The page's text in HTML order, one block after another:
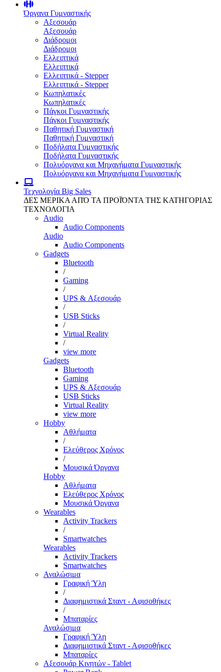
Όργανα Γυμναστικής
Αξεσουάρ
Αξεσουάρ
Διάδρομοι
Διάδρομοι
Ελλειπτικά
Ελλειπτικά
Ελλειπτικά - Stepper
Ελλειπτικά - Stepper
Κωπηλατικές
Κωπηλατικές
Πάγκοι Γυμναστικής
Πάγκοι Γυμναστικής
Παθητική Γυμναστική
Παθητική Γυμναστική
Ποδήλατα Γυμναστικής
Ποδήλατα Γυμναστικής
Πολυόργανα και Μηχανήματα Γυμναστικής
Πολυόργανα και Μηχανήματα Γυμναστικής
Τεχνολογία Big Sales
ΔΕΣ ΜΕΡΙΚΑ ΑΠΌ ΤΑ ΠΡΟΪΌΝΤΑ ΤΗΣ ΚΑΤΗΓΟΡΙΑΣ
ΤΕΧΝΟΛΟΓΙΑ
Audio
Audio Components
Audio
Audio Components
Gadgets
Bluetooth
/
Gaming
/
UPS & Αξεσουάρ
/
USB Sticks
/
Virtual Reality
/
view more
Gadgets
Bluetooth
Gaming
UPS & Αξεσουάρ
USB Sticks
Virtual Reality
view more
Hobby
Αθλήματα
/
Ελεύθερος Χρόνος
/
Μουσικά Όργανα
Hobby
Αθλήματα
Ελεύθερος Χρόνος
Μουσικά Όργανα
Wearables
Activity Trackers
/
Smartwatches
Wearables
Activity Trackers
Smartwatches
Αναλώσιμα
Γραφική Ύλη
/
Διαφημιστικά Σταντ - Αφισοθήκες
/
Μπαταρίες
Αναλώσιμα
Γραφική Ύλη
Διαφημιστικά Σταντ - Αφισοθήκες
Μπαταρίες
Αξεσουάρ Κινητών - Tablet